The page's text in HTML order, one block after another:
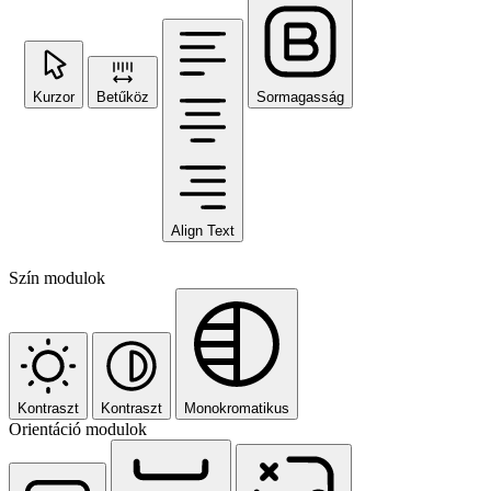
Kurzor Betűköz
Align Text
Sormagasság
Szín modulok
Kontraszt Kontraszt Monokromatikus
Orientáció modulok